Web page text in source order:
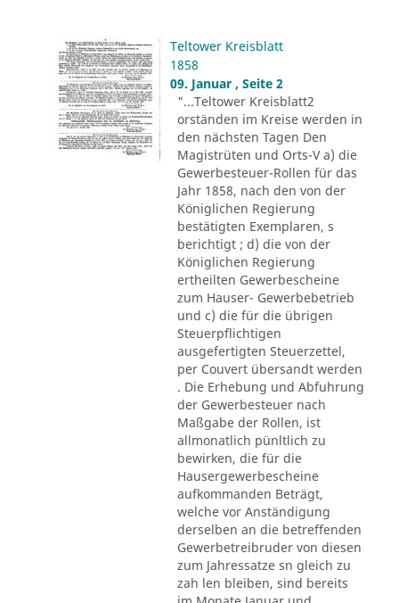
Teltower Kreisblatt
1858
09. Januar , Seite 2
"...Teltower Kreisblatt2
orständen im Kreise werden in
den nächsten Tagen Den
Magistrüten und Orts-V a) die
Gewerbesteuer-Rollen für das
Jahr 1858, nach den von der
Königlichen Regierung
bestätigten Exemplaren, s
berichtigt ; d) die von der
Königlichen Regierung
ertheilten Gewerbescheine
zum Hauser- Gewerbebetrieb
und c) die für die übrigen
Steuerpflichtigen
ausgefertigten Steuerzettel,
per Couvert übersandt werden
. Die Erhebung und Abfuhrung
der Gewerbesteuer nach
Maßgabe der Rollen, ist
allmonatlich pünltlich zu
bewirken, die für die
Hausergewerbescheine
aufkommanden Beträgt,
welche vor Anständigung
derselben an die betreffenden
Gewerbetreibruder von diesen
zum Jahressatze sn gleich zu
zah len bleiben, sind bereits